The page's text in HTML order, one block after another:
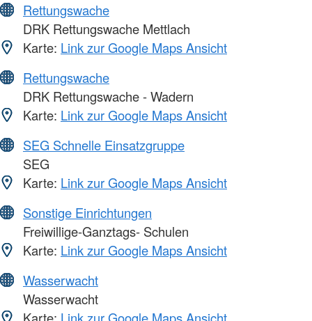
Rettungswache
DRK Rettungswache Mettlach
Karte: Link zur Google Maps Ansicht
Rettungswache
DRK Rettungswache - Wadern
Karte: Link zur Google Maps Ansicht
SEG Schnelle Einsatzgruppe
SEG
Karte: Link zur Google Maps Ansicht
Sonstige Einrichtungen
Freiwillige-Ganztags- Schulen
Karte: Link zur Google Maps Ansicht
Wasserwacht
Wasserwacht